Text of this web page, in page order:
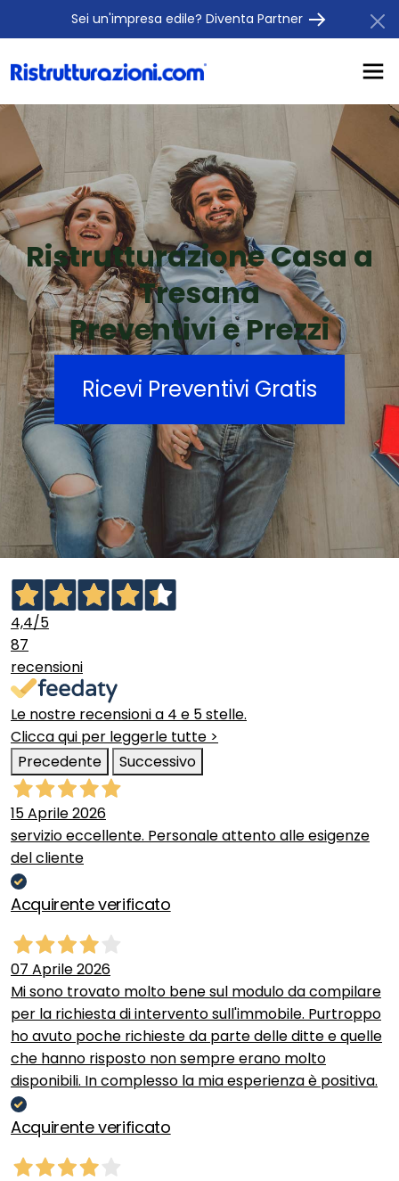
Sei un'impresa edile? Diventa Partner
Ristrutturazione Casa a
Tresana
Preventivi e Prezzi
Ricevi Preventivi Gratis
4,4/5
87
recensioni
Le nostre recensioni a 4 e 5 stelle.
Clicca qui per leggerle tutte >
Precedente
Successivo
15 Aprile 2026
servizio eccellente. Personale attento alle esigenze
del cliente
Acquirente verificato
07 Aprile 2026
Mi sono trovato molto bene sul modulo da compilare
per la richiesta di intervento sull'immobile. Purtroppo
ho avuto poche richieste da parte delle ditte e quelle
che hanno risposto non sempre erano molto
disponibili. In complesso la mia esperienza è positiva.
Acquirente verificato